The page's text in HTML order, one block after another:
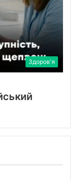
Здоров'я